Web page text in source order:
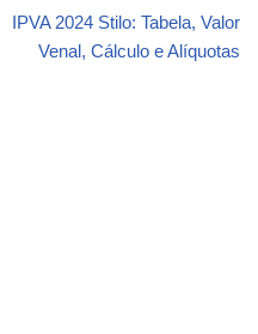
IPVA 2024 Stilo: Tabela, Valor
Venal, Cálculo e Alíquotas